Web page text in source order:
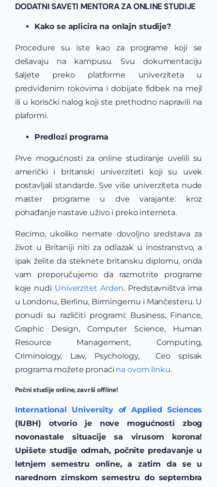
DODATNI SAVETI MENTORA ZA ONLINE STUDIJE
Kako se aplicira na onlajn studije?
Procedure su iste kao za programe koji se
dešavaju na kampusu. Svu dokumentaciju
šaljete preko platforme univerziteta u
predviđenim rokovima i dobijate fidbek na mejl
ili u korisčki nalog koji ste prethodno napravili na
plaformi.
Predlozi programa
Prve mogućnosti za online studiranje uvelili su
američki i britanski univerziteti koji su uvek
postavljali standarde. Sve više univerziteta nude
master programe u dve varajante: kroz
pohađanje nastave uživo i preko interneta.
Recimo, ukoliko nemate dovoljno sredstava za
život u Britaniji niti za odlazak u inostranstvo, a
ipak želite da steknete britansku diplomu, onda
vam preporučujemo da razmotrite programe
koje nudi Univerzitet Arden. Predstavništva ima
u Londonu, Berlinu, Birmingemu i Mančesteru. U
ponudi su različiti programi: Business, Finance,
Graphic Design, Computer Science, Human
Resource Management, Computing,
Criminology, Law, Psychology, Ceo spisak
programa možete pronaći na ovom linku.
Počni studije online, završi offline!
International University of Applied Sciences
(IUBH) otvorio je nove mogućnosti zbog
novonastale situacije sa virusom korona!
Upišete studije odmah, počnite predavanje u
letnjem semestru online, a zatim da se u
narednom zimskom semestru do septembra